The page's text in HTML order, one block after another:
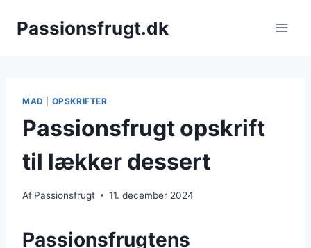
Passionsfrugt.dk
MAD OPSKRIFTER
Passionsfrugt opskrift
til lækker dessert
Af Passionsfrugt 11. december 2024
Passionsfrugtens